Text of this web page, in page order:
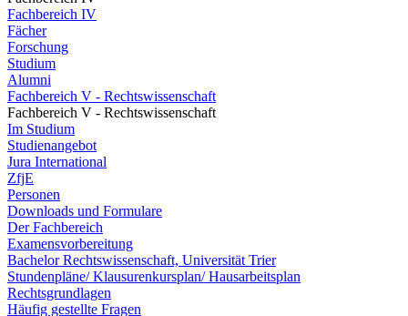
Fachbereich IV
Fächer
Forschung
Studium
Alumni
Fachbereich V - Rechtswissenschaft
Fachbereich V - Rechtswissenschaft
Im Studium
Studienangebot
Jura International
ZfjE
Personen
Downloads und Formulare
Der Fachbereich
Examensvorbereitung
Bachelor Rechtswissenschaft, Universität Trier
Stundenpläne/ Klausurenkursplan/ Hausarbeitsplan
Rechtsgrundlagen
Häufig gestellte Fragen